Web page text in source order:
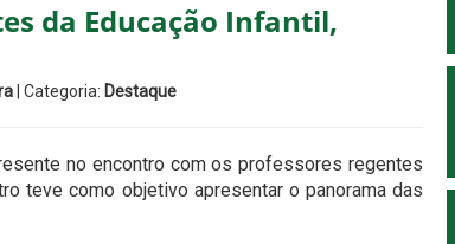
da Educação Infantil,
| Categoria: Destaque
no encontro com os professores regentes
teve como objetivo apresentar o panorama das